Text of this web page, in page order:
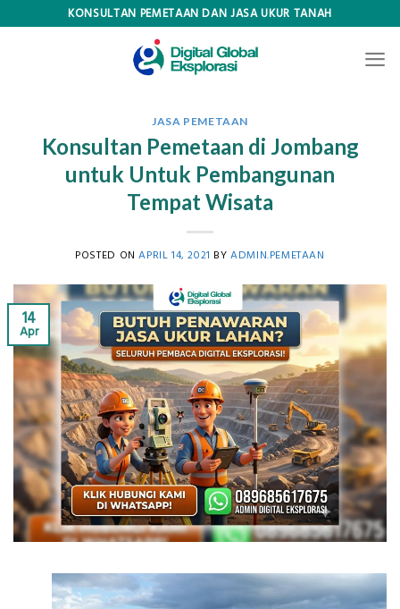
KONSULTAN PEMETAAN DAN JASA UKUR TANAH
JASA PEMETAAN
Konsultan Pemetaan di Jombang
untuk Untuk Pembangunan
Tempat Wisata
POSTED ONAPRIL 14, 2021 BYADMIN.PEMETAAN
14
Apr